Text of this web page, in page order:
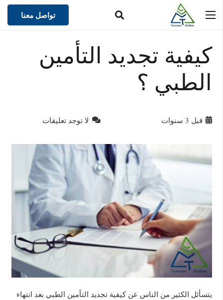
تواصل معنا
كيفية تجديد التأمين
الطبي ؟
قبل 3 سنوات لا توجد تعليقات
يتسأئل الكثير من الناس عن كيفية تجديد التأمين الطبي بعد انتهاء